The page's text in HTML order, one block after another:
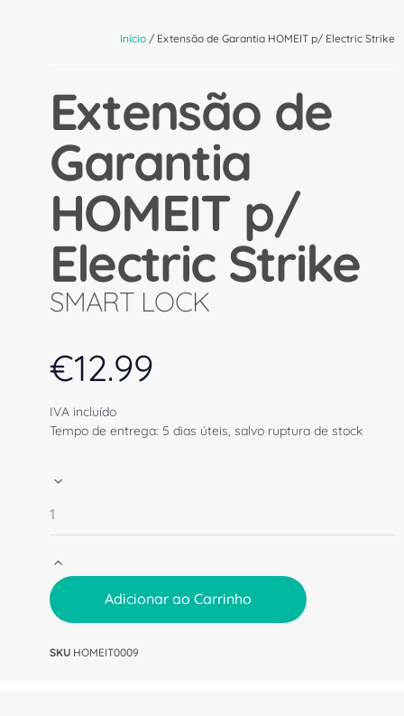
Início / Extensão de Garantia HOMEIT p/ Electric Strike
Extensão de
Garantia
HOMEIT p/
Electric Strike
SMART LOCK
€12.99
IVA incluído
Tempo de entrega: 5 dias úteis, salvo ruptura de stock
Adicionar ao Carrinho
SKU HOMEIT0009